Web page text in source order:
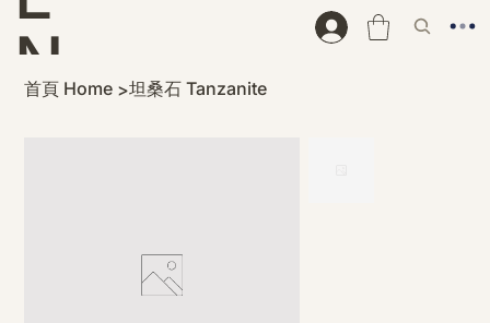
N
D
首頁 Home >坦桑石 Tanzanite